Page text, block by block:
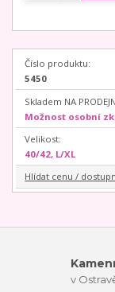
Číslo produktu:
5450
Skladem NA
Možnost osobní
Velikost:
40/42, L/XL
Hlídat cenu /
v